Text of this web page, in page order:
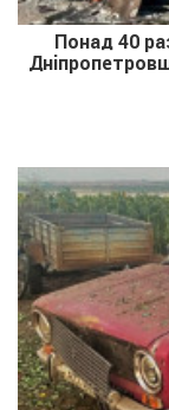
Понад 40